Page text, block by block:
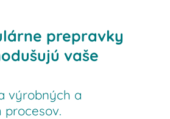
prepravky
vaše
výrobných a
procesov.